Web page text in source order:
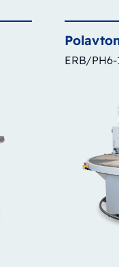
ERB/PH6-